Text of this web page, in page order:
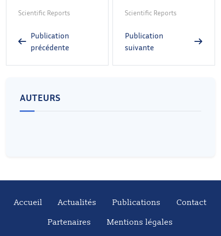
Scientific Reports
Publication
précédente
Scientific Reports
Publication
suivante
AUTEURS
Accueil Actualités Publications
Contact
Partenaires
Mentions légales